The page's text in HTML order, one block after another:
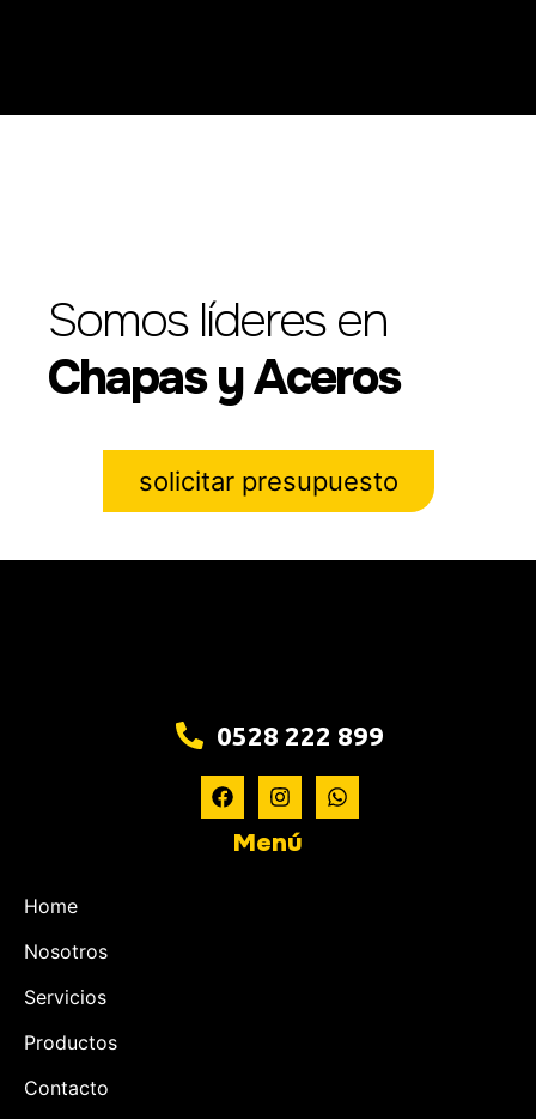
Somos líderes en
Chapas y Aceros
solicitar presupuesto
0528 222 899
Menú
Home
Nosotros
Servicios
Productos
Contacto